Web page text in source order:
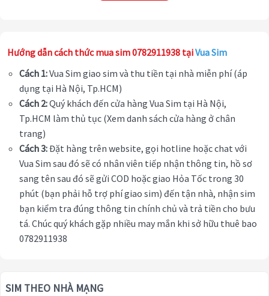
Hướng dẫn cách thức mua sim 0782911938 tạiVua Sim
Cách 1:Vua Sim giao sim và thu tiền tại nhà miễn phí (áp
dụng tại Hà Nội, Tp.HCM)
Cách 2:Quý khách đến cửa hàng Vua Sim tại Hà Nội,
Tp.HCM làm thủ tục (Xem danh sách cửa hàng ở chân
trang)
Cách 3:Đặt hàng trên website, gọi hotline hoặc chat với
Vua Sim sau đó sẽ có nhân viên tiếp nhận thông tin, hồ sơ
sang tên sau đó sẽ gửi COD hoặc giao Hỏa Tốc trong 30
phút (bạn phải hỗ trợ phí giao sim) đến tận nhà, nhận sim
bạn kiểm tra đúng thông tin chính chủ và trả tiền cho bưu
tá. Chúc quý khách gặp nhiều may mắn khi sở hữu thuê bao
0782911938
SIM THEO NHÀ MẠNG